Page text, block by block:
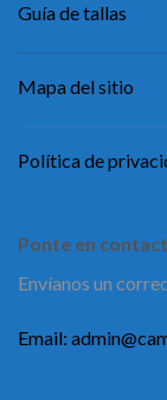
Guía de tallas
Mapa del sitio
Política de
Ponte en
Envíanos un
Email: